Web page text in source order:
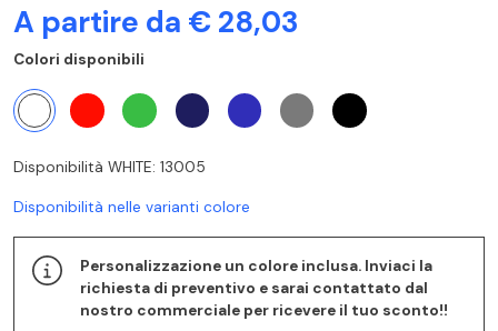
A partire da € 28,03
Colori disponibili
Disponibilità WHITE: 13005
Disponibilità nelle varianti colore
Personalizzazione un colore inclusa. Inviaci la
richiesta di preventivo e sarai contattato dal
nostro commerciale per ricevere il tuo sconto!!